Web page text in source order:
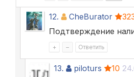
12. CheBurator
Подтверждение
+ – Ответить
13. piloturs 10